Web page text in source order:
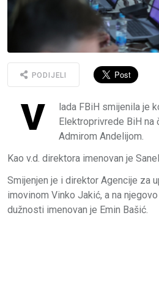
PODIJELI
V
lada FBiH smijenila je
Elektroprivrede BiH na
Admirom Andelijom.
Kao v.d. direktora imenovan je
Smijenjen je i direktor Agencije za
imovinom Vinko Jakić, a na
dužnosti imenovan je Emin Bašić.